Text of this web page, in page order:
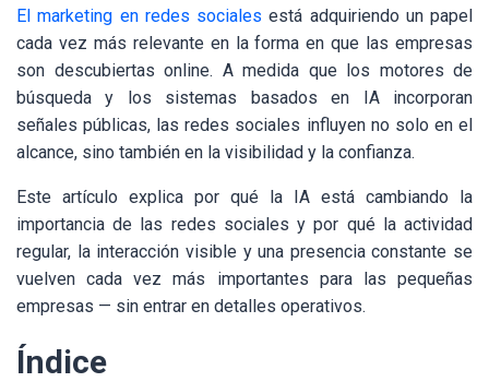
El marketing en redes sociales está adquiriendo un papel
cada vez más relevante en la forma en que las empresas
son descubiertas online. A medida que los motores de
búsqueda y los sistemas basados en IA incorporan
señales públicas, las redes sociales influyen no solo en el
alcance, sino también en la visibilidad y la confianza.
Este artículo explica por qué la IA está cambiando la
importancia de las redes sociales y por qué la actividad
regular, la interacción visible y una presencia constante se
vuelven cada vez más importantes para las pequeñas
empresas — sin entrar en detalles operativos.
Índice